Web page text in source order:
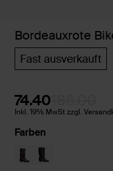
Bordeauxrote
Fast ausverkauft
74.40
Inkl. 19% MwSt zzgl.
Farben